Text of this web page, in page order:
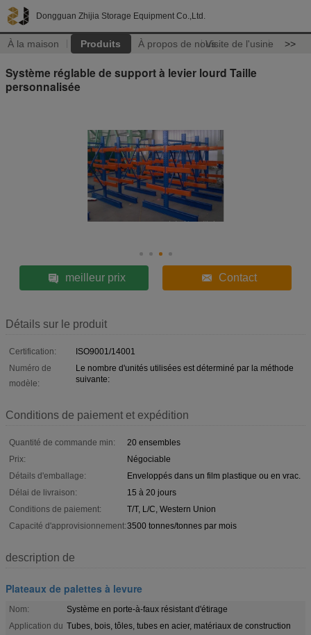
Dongguan Zhijia Storage Equipment Co.,Ltd.
À la maison Produits À propos de nousVisite de l'usine >>
Système réglable de support à levier lourd Taille
personnalisée
meilleur prix Contact
Détails sur le produit
Certification:
ISO9001/14001
Numéro de
modèle:
Le nombre d'unités utilisées est déterminé par la méthode
suivante:
Conditions de paiement et expédition
Quantité de commande min:
20 ensembles
Prix:
Négociable
Détails d'emballage:
Enveloppés dans un film plastique ou en vrac.
Délai de livraison:
15 à 20 jours
Conditions de paiement:
T/T, L/C, Western Union
Capacité d'approvisionnement:3500 tonnes/tonnes par mois
description de
Plateaux de palettes à levure
Nom:
Système en porte-à-faux résistant d'étirage
Application du Tubes, bois, tôles, tubes en acier, matériaux de construction